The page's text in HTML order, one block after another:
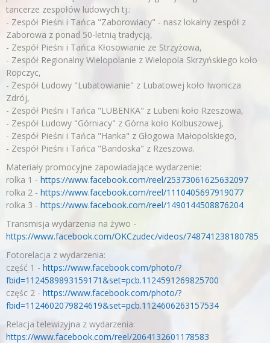
tancerze zespołów ludowych tj.:
- Zespół Pieśni i Tańca "Zaborowiacy" - nasz lokalny zespół z
Zaborowa z ponad 50-letnią tradycją,
- Zespół Pieśni i Tańca Kłosowianie ze Strzyżowa,
- Zespół Regionalny Wielopolanie z Wielopola Skrzyńskiego koło
Ropczyc,
- Zespół Ludowy "Lubatowianie" z Lubatowej koło Iwonicza
Zdrój,
- Zespół Pieśni i Tańca "LUBENKA" z Lubeni koło Rzeszowa,
- Zespół Ludowy "Górniacy" z Górna koło Kolbuszowej,
- Zespół Pieśni i Tańca "Hanka" z Głogowa Małopolskiego,
- Zespół Pieśni i Tańca "Bandoska" z Rzeszowa.
Materiały promocyjne zapowiadające wydarzenie:
rolka 1 - https://www.facebook.com/reel/25373061625632097
rolka 2 - https://www.facebook.com/reel/1110405697919077
rolka 3 - https://www.facebook.com/reel/1490144508876204
Transmisja wydarzenia na żywo -
https://www.facebook.com/OKCzudec/videos/748741238180785
Fotorelacja z wydarzenia:
część 1 - https://www.facebook.com/photo/?
fbid=1124589893159171&set=pcb.1124591269825700
częśc 2 - https://www.facebook.com/photo/?
fbid=1124602079824619&set=pcb.1124606263157534
Relacja telewizyjna z wydarzenia:
https://www.facebook.com/reel/2064132601178583